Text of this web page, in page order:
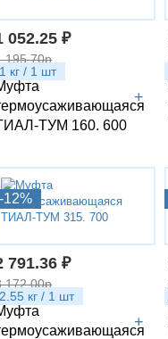
1 кг / 1 шт
052.25 ₽
+
195.70р
ТУМ 160. 600
-12%
2.55 кг / 1 шт
791.36 ₽
+
172.00р